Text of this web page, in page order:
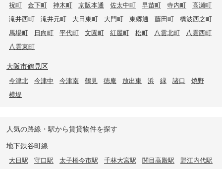
祝町 金下町 神木町 京阪本通 佐太中町 早苗町 寺内町
高瀬町
滝井西町
滝井元町 大日東町 大門町 東郷通 藤田町
橋波西之町
馬場町
日向町 平代町 文園町 紅屋町 松町 八雲北町
八雲西町
八雲東町
大阪市鶴見区
今津北 今津中 今津南 鶴見 徳庵 放出東 浜 緑 諸口
焼野
横堤
人気の路線・駅から賃貸物件を探す
地下鉄谷町線
大日駅 守口駅 太子橋今市駅 千林大宮駅 関目高殿駅
野江内代駅